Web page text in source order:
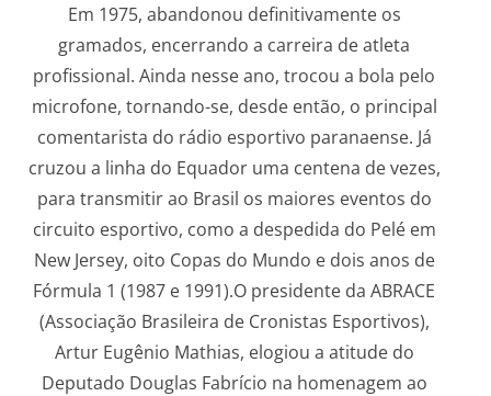
Em 1975, abandonou definitivamente os
gramados, encerrando a carreira de atleta
profissional. Ainda nesse ano, trocou a bola pelo
microfone, tornando-se, desde então, o principal
comentarista do rádio esportivo paranaense. Já
cruzou a linha do Equador uma centena de vezes,
para transmitir ao Brasil os maiores eventos do
circuito esportivo, como a despedida do Pelé em
New Jersey, oito Copas do Mundo e dois anos de
Fórmula 1 (1987 e 1991).O presidente da ABRACE
(Associação Brasileira de Cronistas Esportivos),
Artur Eugênio Mathias, elogiou a atitude do
Deputado Douglas Fabrício na homenagem ao